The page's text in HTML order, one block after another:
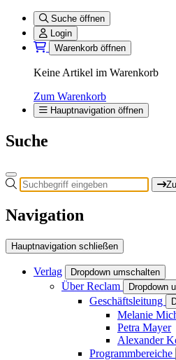
Suche öffnen
Login
Warenkorb öffnen
Keine Artikel im Warenkorb
Zum Warenkorb
Hauptnavigation öffnen
Suche
Navigation
Hauptnavigation schließen
Verlag Dropdown umschalten
Über Reclam Dropdown
Geschäftsleitung
Melanie
Petra Mayer
Alexander
Programmbereiche